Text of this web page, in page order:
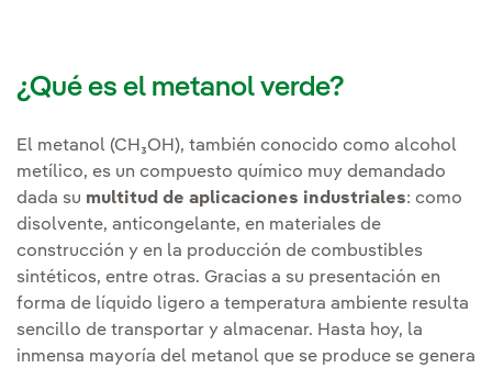
¿Qué es el metanol verde?
El metanol (CH₃OH), también conocido como alcohol
metílico, es un compuesto químico muy demandado
dada su multitud de aplicaciones industriales: como
disolvente, anticongelante, en materiales de
construcción y en la producción de combustibles
sintéticos, entre otras. Gracias a su presentación en
forma de líquido ligero a temperatura ambiente resulta
sencillo de transportar y almacenar. Hasta hoy, la
inmensa mayoría del metanol que se produce se genera